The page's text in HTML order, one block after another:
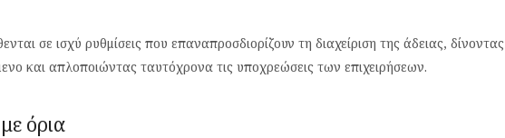
σε ισχύ ρυθμίσεις που επαναπροσδιορίζουν τη διαχείριση της άδειας, δίνοντας
και απλοποιώντας ταυτόχρονα τις υποχρεώσεις των επιχειρήσεων.
όρια